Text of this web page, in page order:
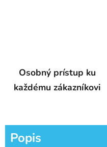
Osobný prístup ku
každému zákazníkovi
Popis